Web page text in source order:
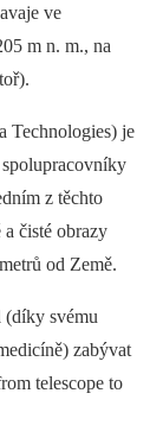
ve
m n. m., na
Technologies) je
z těchto
čisté obrazy
od Země.
(díky svému
zabývat
telescope to